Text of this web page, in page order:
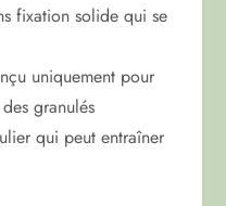
fixation solide qui se
uniquement pour
granulés
qui peut entraîner